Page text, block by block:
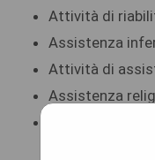
Attività di
Assistenza
Attività di
Assistenza
Fornitura di